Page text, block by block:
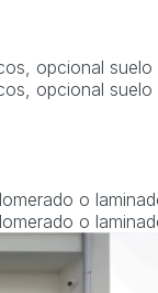
opcional suelo
opcional suelo
o
o